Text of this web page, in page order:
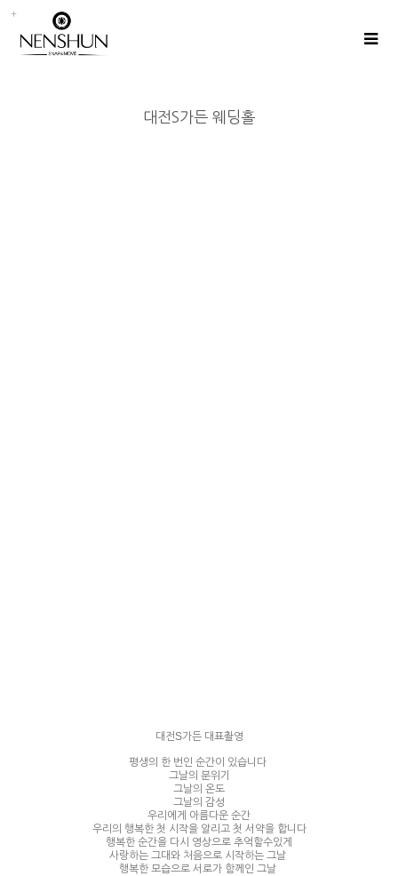
대전S가든 웨딩홀
대전S가든 대표촬영
평생의 한 번인 순간이 있습니다
그날의 분위기
그날의 온도
그날의 감성
우리에게 아름다운 순간
우리의 행복한 첫 시작을 알리고 첫 서약을 합니다
행복한 순간을 다시 영상으로 추억할수있게
사랑하는 그대와 처음으로 시작하는 그날
행복한 모습으로 서로가 함께인 그날